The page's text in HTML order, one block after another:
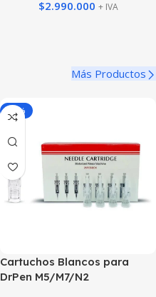
$2.990.000 + IVA
Más Productos
-20%
Cartuchos Blancos para
DrPen M5/M7/N2